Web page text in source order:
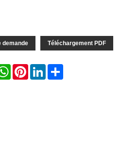
demande Téléchargement PDF
WhatsAppPinterestLinkedIn